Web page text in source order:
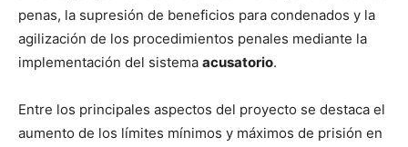
penas, la supresión de beneficios para condenados y la
agilización de los procedimientos penales mediante la
implementación del sistema acusatorio.
Entre los principales aspectos del proyecto se destaca el
aumento de los límites mínimos y máximos de prisión en